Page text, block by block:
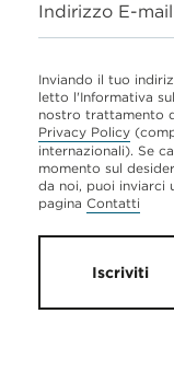
Indirizzo E-mail
Inviando il tuo
letto l'Informativa
nostro trattamento
Privacy Policy
internazionali). Se
momento sul
da noi, puoi inviarci
pagina Contatti
Iscriviti